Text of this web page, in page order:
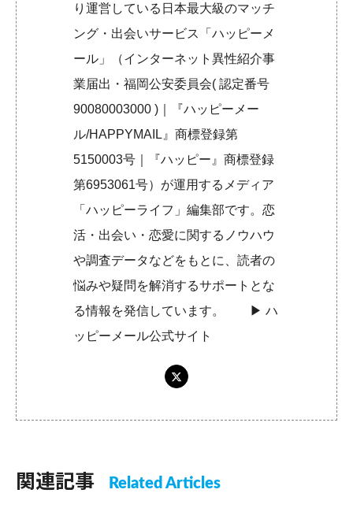
り運営している日本最大級のマッチ
ング・出会いサービス「ハッピーメ
ール」（インターネット異性紹介事
業届出・福岡公安委員会( 認定番号
90080003000 )｜『ハッピーメー
ル/HAPPYMAIL』商標登録第
5150003号｜『ハッピー』商標登録
第6953061号）が運用するメディア
「ハッピーライフ」編集部です。恋
活・出会い・恋愛に関するノウハウ
や調査データなどをもとに、読者の
悩みや疑問を解消するサポートとな
る情報を発信しています。 ▶︎ハ
ッピーメール公式サイト
関連記事 Related Articles